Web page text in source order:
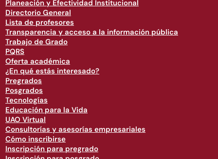
Planeación y Efectividad Institucional
Directorio General
Lista de profesores
Transparencia y acceso a la información pública
Trabajo de Grado
PQRS
Oferta académica
¿En qué estás interesado?
Pregrados
Posgrados
Tecnologías
Educación para la Vida
UAO Virtual
Consultorías y asesorías empresariales
Cómo inscribirse
Inscripción para pregrado